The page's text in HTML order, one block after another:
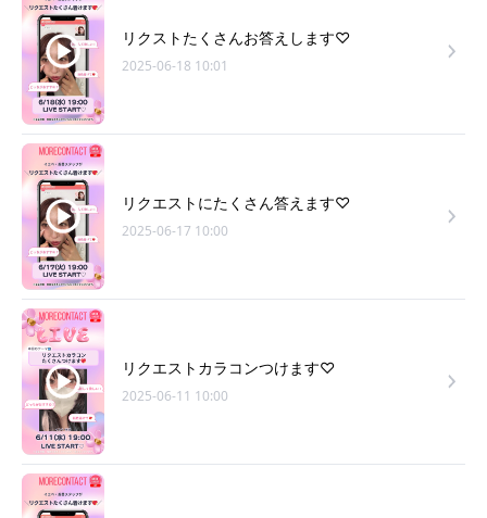
リクストたくさんお答えします♡
2025-06-18 10:01
リクエストにたくさん答えます♡
2025-06-17 10:00
リクエストカラコンつけます♡
2025-06-11 10:00